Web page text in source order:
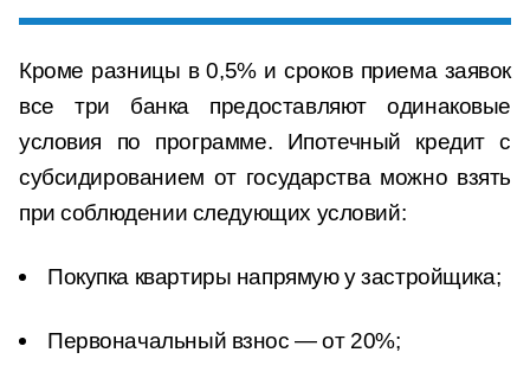
Кроме разницы в 0,5% и сроков приема заявок
все три банка предоставляют одинаковые
условия по программе. Ипотечный кредит с
субсидированием от государства можно взять
при соблюдении следующих условий:
Покупка квартиры напрямую у застройщика;
Первоначальный взнос — от 20%;